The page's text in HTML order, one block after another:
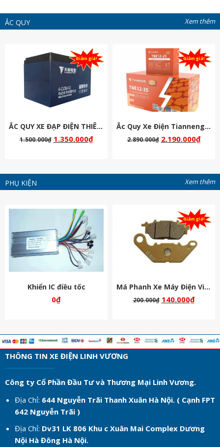
ẮC QUY Xem thêm
Giảm giá!
ẮC QUY XE ĐẠP ĐIỆN THIÊN NĂNG 48V-12AH
1.500.000₫ 1.350.000₫
Giảm giá!
Ắc Quy Xe Điện Tianneng ( Thiên Năng ) Chịu Nhiệt 60v 25Ah
2.890.000₫ 2.190.000₫
PHỤ KIỆN Xem thêm
Khiển IC điều tốc
0₫
Giảm giá!
Má Phanh Xe Máy Điện Vinfast
200.000₫ 140.000₫
THÔNG TIN XE ĐIỆN LINH VƯƠNG
Công ty Cổ Phần Đầu Tư và Thương Mại Linh Vương.
Địa Chỉ: 644 Nguyễn Trãi Thanh Xuân Hà Nội. ( Cạnh FPT
642 Nguyễn Trãi )
Địa Chỉ: Dv31 LK 806 Khu c Xuân Mai Complex Dương
Nội Hà Đông Hà Nội.